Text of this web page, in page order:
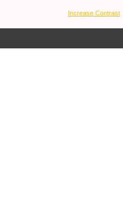
Increase Contrast